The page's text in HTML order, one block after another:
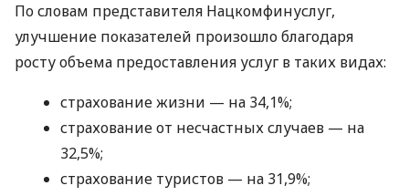
По словам представителя Нацкомфинуслуг,
улучшение показателей произошло благодаря
росту объема предоставления услуг в таких видах:
страхование жизни — на 34,1%;
страхование от несчастных случаев — на
32,5%;
страхование туристов — на 31,9%;